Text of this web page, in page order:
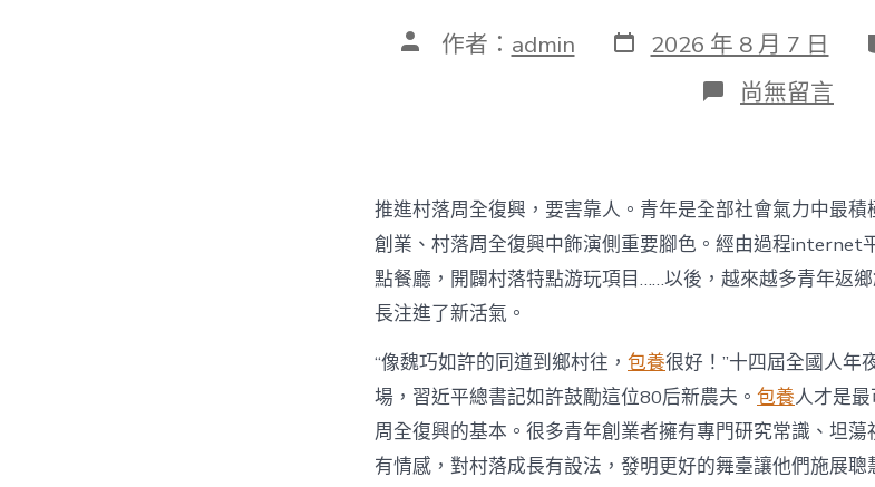
文 作者： admin 發
表
2026 年 8 月 7 日
在
〈為
產
復
興
注
進
死
水
甜
心
寶
物
尚無留言
推進村落周全復興，要害靠人。青年是全部社會氣力中最
創業、村落周全復興中飾演側重要腳色。經由過程internet
點餐廳，開闢村落特點游玩項目……以後，越來越多青年返
長注進了新活氣。
“像魏巧如許的同道到鄉村往， 包養很好！”十四屆全國人年
場，習近平總書記如許鼓勵這位80后新農夫。 包養人才是
周全復興的基本。很多青年創業者擁有專門研究常識、坦
有情感，對村落成長有設法，發明更好的舞臺讓他們施展